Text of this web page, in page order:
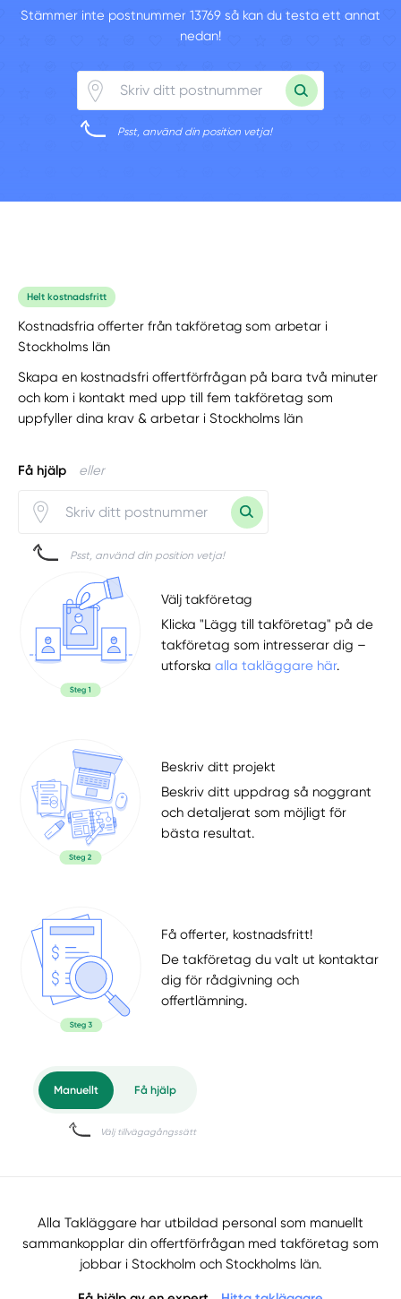
Stämmer inte postnummer 13769 så kan du testa ett annat
nedan!
Psst, använd din position vetja!
Helt kostnadsfritt
Kostnadsfria offerter från takföretag som arbetar i
Stockholms län
Skapa en kostnadsfri offertförfrågan på bara två minuter
och kom i kontakt med upp till fem takföretag som
uppfyller dina krav & arbetar i Stockholms län
Få hjälp eller
Psst, använd din position vetja!
Välj takföretag
Klicka "Lägg till takföretag" på de
takföretag som intresserar dig –
utforskaalla takläggare här.
Beskriv ditt projekt
Beskriv ditt uppdrag så noggrant
och detaljerat som möjligt för
bästa resultat.
Få offerter, kostnadsfritt!
De takföretag du valt ut kontaktar
dig för rådgivning och
offertlämning.
Alla Takläggare har utbildad personal som manuellt
sammankopplar din offertförfrågan med takföretag som
jobbar i Stockholm och Stockholms län.